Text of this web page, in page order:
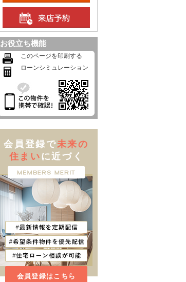
お役立ち機能
このページを印刷する
ローンシミュレーション
会員登録で未来の
住まい に近づく
会員登録はこちら